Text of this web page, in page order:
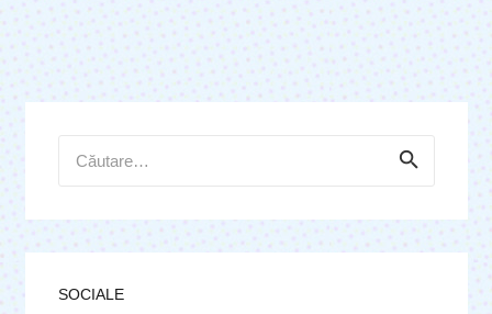
după:
SOCIALE